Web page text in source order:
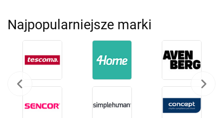
Najpopularniejsze marki